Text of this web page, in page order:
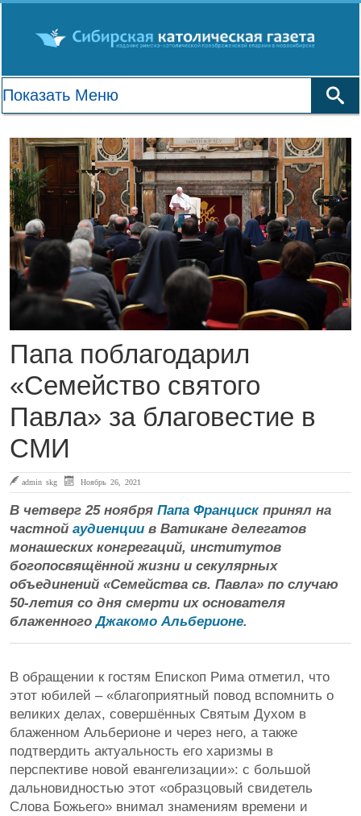
Папа поблагодарил
«Семейство святого
Павла» за благовестие в
СМИ
admin skg Ноябрь 26, 2021
В четверг 25 ноября Папа Франциск принял на
частной аудиенции в Ватикане делегатов
монашеских конгрегаций, институтов
богопосвящённой жизни и секулярных
объединений «Семейства св. Павла» по случаю
50-летия со дня смерти их основателя
блаженногоДжакомо Альберионе.
В обращении к гостям Епископ Рима отметил, что
этот юбилей – «благоприятный повод вспомнить о
великих делах, совершённых Святым Духом в
блаженном Альберионе и через него, а также
подтвердить актуальность его харизмы в
перспективе новой евангелизации»: с большой
дальновидностью этот «образцовый свидетель
Слова Божьего» внимал знамениям времени и